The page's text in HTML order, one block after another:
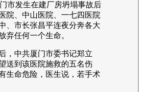
发生在建厂房坍塌事故后
院、中山医院、一七四医院
、市长张昌平连夜分奔各大
弃任何一个生命。
中共厦门市委书记郑立
送到该医院施救的五名伤
生命危险，医生说，若手术